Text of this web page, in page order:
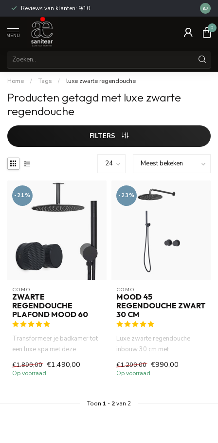
Reviews van klanten: 9/10 14
8.7
MENU
0
Home / Tags / luxe zwarte regendouche
Producten getagd met luxe zwarte
regendouche
FILTERS
-21%
COMO
ZWARTE
REGENDOUCHE
PLAFOND MOOD 60
Transformeer je badkamer tot
een luxe spa met deze
complete mat zwarte
regendouc...
€1.890,00 €1.490,00
Op voorraad
-23%
COMO
MOOD 45
REGENDOUCHE ZWART
30 CM
Luxe zwarte regendouche
inbouw 30 cm met
thermostatische Vernet
cartridge, DZR m...
€1.290,00 €990,00
Op voorraad
Toon 1 - 2van 2